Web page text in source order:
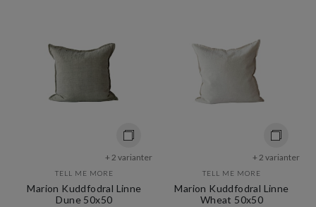
+ 2 varianter
TELL ME MORE
Marion Kuddfodral Linne
Dune 50x50
+ 2 varianter
TELL ME MORE
Marion Kuddfodral Linne
Wheat 50x50